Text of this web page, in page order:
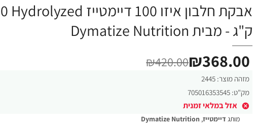
ק"ג - מבית Dymatize Nutrition
מזהה מוצר: 2445
מק"ט: 705016353545
אזל במלאי זמנית
₪368.00
₪420.00
מותג דיימטייז,
Dymatize Nutrition